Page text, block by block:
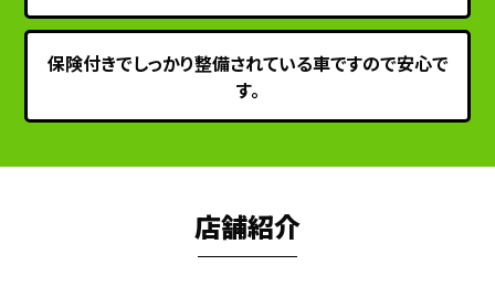
保険付きでしっかり整備されている車ですので安心で
す。
店舗紹介